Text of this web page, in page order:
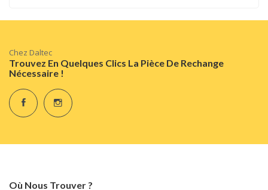
Chez Daltec
Trouvez En Quelques Clics La Pièce De Rechange
Nécessaire !
Où Nous Trouver ?